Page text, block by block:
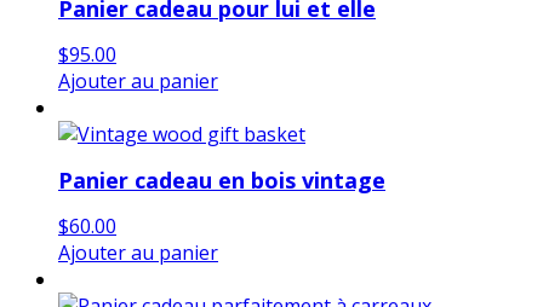
Panier cadeau pour lui et elle
$95.00
Ajouter au panier
Panier cadeau en bois vintage
$60.00
Ajouter au panier